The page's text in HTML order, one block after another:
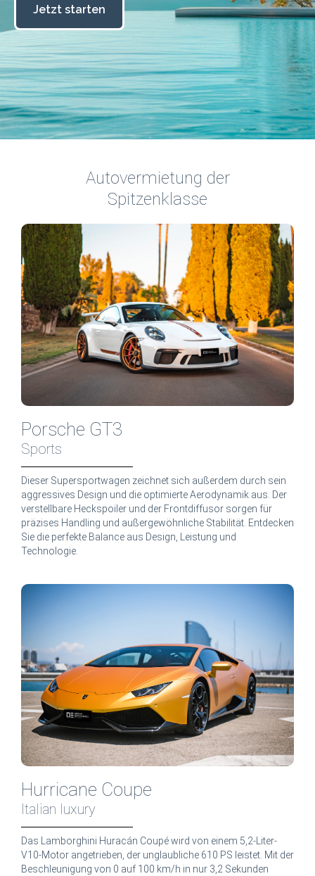
Jetzt starten
Autovermietung der
Spitzenklasse
Porsche GT3
Sports
Dieser Supersportwagen zeichnet sich außerdem durch sein
aggressives Design und die optimierte Aerodynamik aus. Der
verstellbare Heckspoiler und der Frontdiffusor sorgen für
präzises Handling und außergewöhnliche Stabilität. Entdecken
Sie die perfekte Balance aus Design, Leistung und
Technologie.
Hurricane Coupe
Italian luxury
Das Lamborghini Huracán Coupé wird von einem 5,2-Liter-
V10-Motor angetrieben, der unglaubliche 610 PS leistet. Mit der
Beschleunigung von 0 auf 100 km/h in nur 3,2 Sekunden